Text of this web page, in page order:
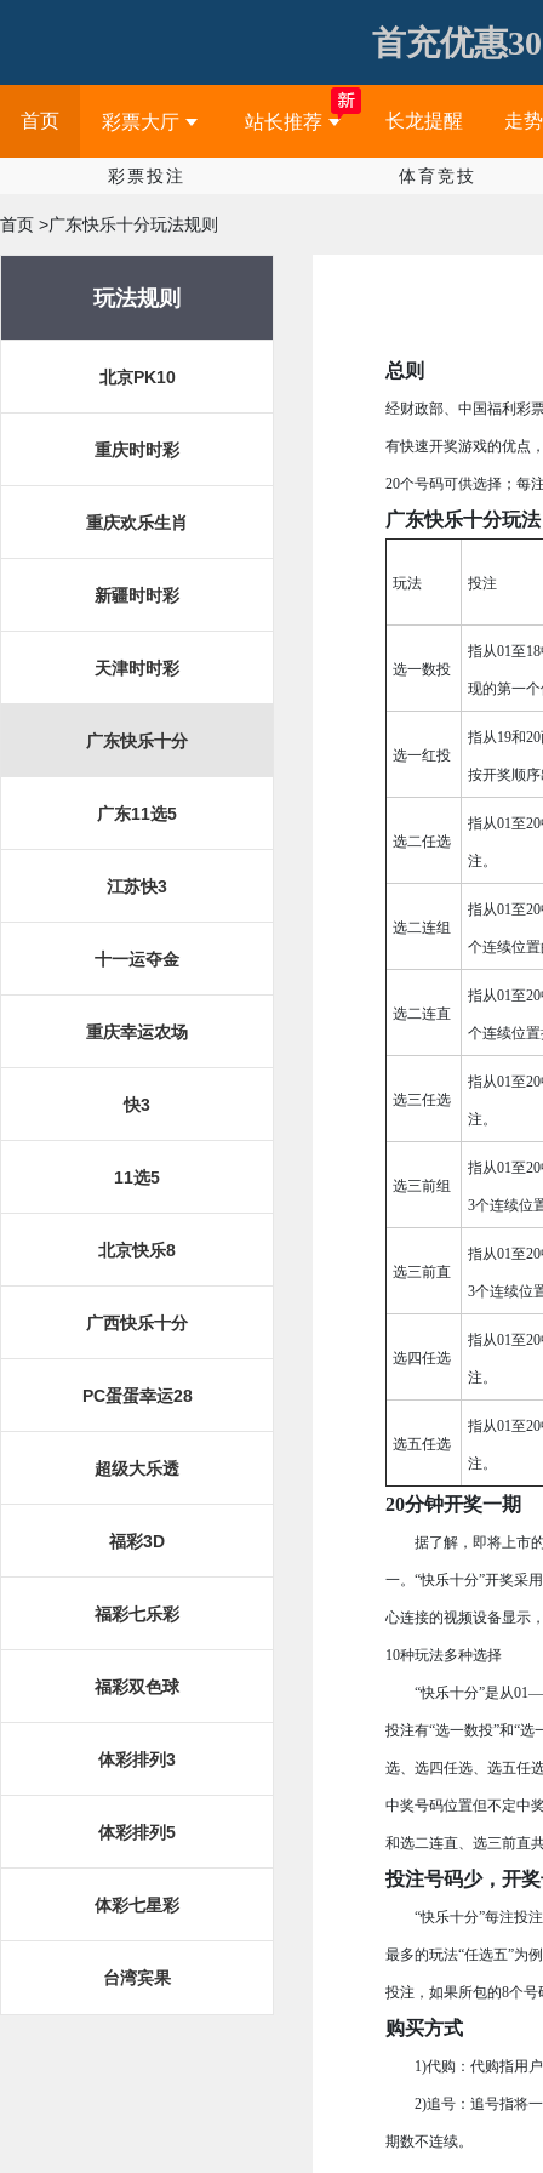
首充优惠
首页 彩票大厅 站长推荐 长龙提醒 走
彩票投注 体育竞技
首页 >广东快乐十分玩法规则
玩法规则
北京PK10
重庆时时彩
重庆欢乐生肖
新疆时时彩
天津时时彩
广东快乐十分
广东11选5
江苏快3
十一运夺金
重庆幸运农场
快3
11选5
北京快乐8
广西快乐十分
PC蛋蛋幸运28
超级大乐透
福彩3D
福彩七乐彩
福彩双色球
体彩排列3
体彩排列5
体彩七星彩
台湾宾果
总则
经财政部、中国福利彩
有快速开奖游戏的优点
20个号码可供选择；每
广东快乐十分玩法
玩法 投注
选一数投
指从01至
现的第一
选一红投
指从19和
按开奖顺
选二任选
指从01至
注。
选二连组
指从01至
个连续位
选二连直
指从01至
个连续位
选三任选
指从01至
注。
选三前组
指从01至
3个连续位
选三前直
指从01至
3个连续位
选四任选
指从01至
注。
选五任选
指从01至
注。
20分钟开奖一期
据了解，即将上市的
一。“快乐十分”开奖采
心连接的视频设备显示
10种玩法多种选择
“快乐十分”是从
投注有“选一数投”和“
选、选四任选、选五任
中奖号码位置但不定中
和选二连直、选三前直
投注号码少，开
“快乐十分”每注投注
最多的玩法“任选五”为
投注，如果所包的8个
购买方式
1)代购： 代购指用
2)追号： 追号指将
期数不连续。